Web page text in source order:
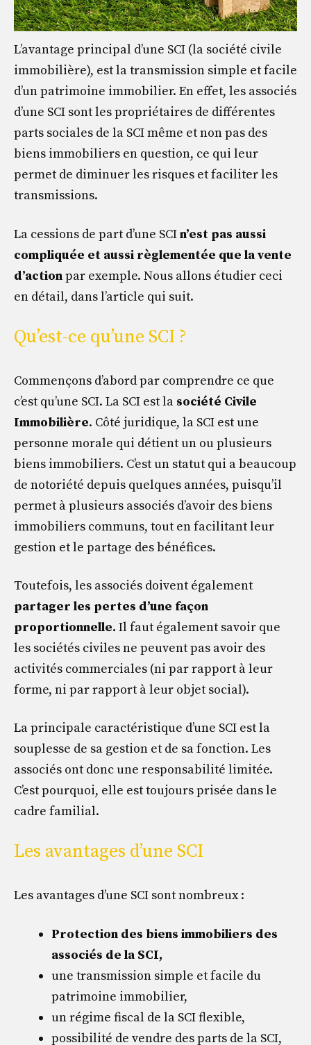
L’avantage principal d’une SCI (la société civile
immobilière), est la transmission simple et facile
d’un patrimoine immobilier. En effet, les associés
d’une SCI sont les propriétaires de différentes
parts sociales de la SCI même et non pas des
biens immobiliers en question, ce qui leur
permet de diminuer les risques et faciliter les
transmissions.
La cessions de part d’une SCIn’est pas aussi
compliquée et aussi règlementée que la vente
d’actionpar exemple. Nous allons étudier ceci
en détail, dans l’article qui suit.
Qu’est-ce qu’une SCI ?
Commençons d’abord par comprendre ce que
c’est qu’une SCI. La SCI est la société Civile
Immobilière. Côté juridique, la SCI est une
personne morale qui détient un ou plusieurs
biens immobiliers. C’est un statut qui a beaucoup
de notoriété depuis quelques années, puisqu’il
permet à plusieurs associés d’avoir des biens
immobiliers communs, tout en facilitant leur
gestion et le partage des bénéfices.
Toutefois, les associés doivent également
partager les pertes d’une façon
proportionnelle. Il faut également savoir que
les sociétés civiles ne peuvent pas avoir des
activités commerciales (ni par rapport à leur
forme, ni par rapport à leur objet social).
La principale caractéristique d’une SCI est la
souplesse de sa gestion et de sa fonction. Les
associés ont donc une responsabilité limitée.
C’est pourquoi, elle est toujours prisée dans le
cadre familial.
Les avantages d’une SCI
Les avantages d’une SCI sont nombreux :
Protection des biens immobiliers des
associés de la SCI,
une transmission simple et facile du
patrimoine immobilier,
un régime fiscal de la SCI flexible,
possibilité de vendre des parts de la SCI,